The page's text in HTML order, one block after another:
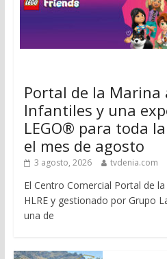
Portal de la Marina
Infantiles y una
LEGO® para toda
el mes de agosto
3 agosto, 2026 tvdenia.com
El Centro Comercial Portal de
HLRE y gestionado por Grupo
una de